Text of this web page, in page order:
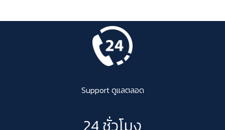
Support ดูแลตลอด